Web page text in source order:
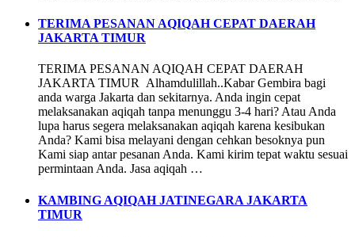
TERIMA PESANAN AQIQAH CEPAT DAERAH
JAKARTA TIMUR
TERIMA PESANAN AQIQAH CEPAT DAERAH
JAKARTA TIMUR Alhamdulillah..Kabar Gembira bagi
anda warga Jakarta dan sekitarnya. Anda ingin cepat
melaksanakan aqiqah tanpa menunggu 3-4 hari? Atau Anda
lupa harus segera melaksanakan aqiqah karena kesibukan
Anda? Kami bisa melayani dengan cehkan besoknya pun
Kami siap antar pesanan Anda. Kami kirim tepat waktu sesuai
permintaan Anda. Jasa aqiqah …
KAMBING AQIQAH JATINEGARA JAKARTA
TIMUR